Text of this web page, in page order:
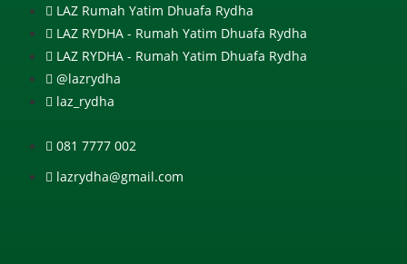
LAZ Rumah Yatim Dhuafa Rydha
LAZ RYDHA - Rumah Yatim Dhuafa Rydha
LAZ RYDHA - Rumah Yatim Dhuafa Rydha
@lazrydha
laz_rydha
081 7777 002
lazrydha@gmail.com